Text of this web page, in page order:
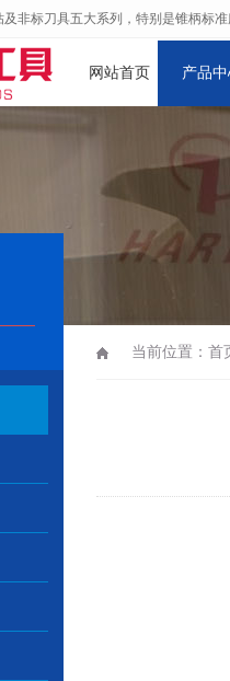
非标刀具五大系列，特别是锥柄标
网站首页 产品
当前位置： 首